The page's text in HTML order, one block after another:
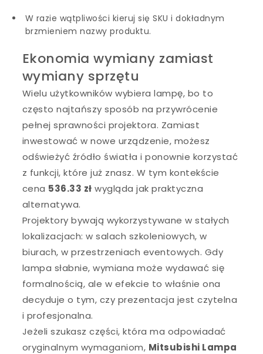
W razie wątpliwości kieruj się SKU i dokładnym
brzmieniem nazwy produktu.
Ekonomia wymiany zamiast
wymiany sprzętu
Wielu użytkowników wybiera lampę, bo to
często najtańszy sposób na przywrócenie
pełnej sprawności projektora. Zamiast
inwestować w nowe urządzenie, możesz
odświeżyć źródło światła i ponownie korzystać
z funkcji, które już znasz. W tym kontekście
cena 536.33 zł wygląda jak praktyczna
alternatywa.
Projektory bywają wykorzystywane w stałych
lokalizacjach: w salach szkoleniowych, w
biurach, w przestrzeniach eventowych. Gdy
lampa słabnie, wymiana może wydawać się
formalnością, ale w efekcie to właśnie ona
decyduje o tym, czy prezentacja jest czytelna
i profesjonalna.
Jeżeli szukasz części, która ma odpowiadać
oryginalnym wymaganiom, Mitsubishi Lampa